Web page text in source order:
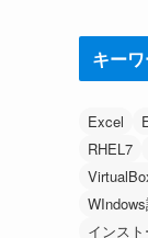
キー
Excel
RHEL7
インス